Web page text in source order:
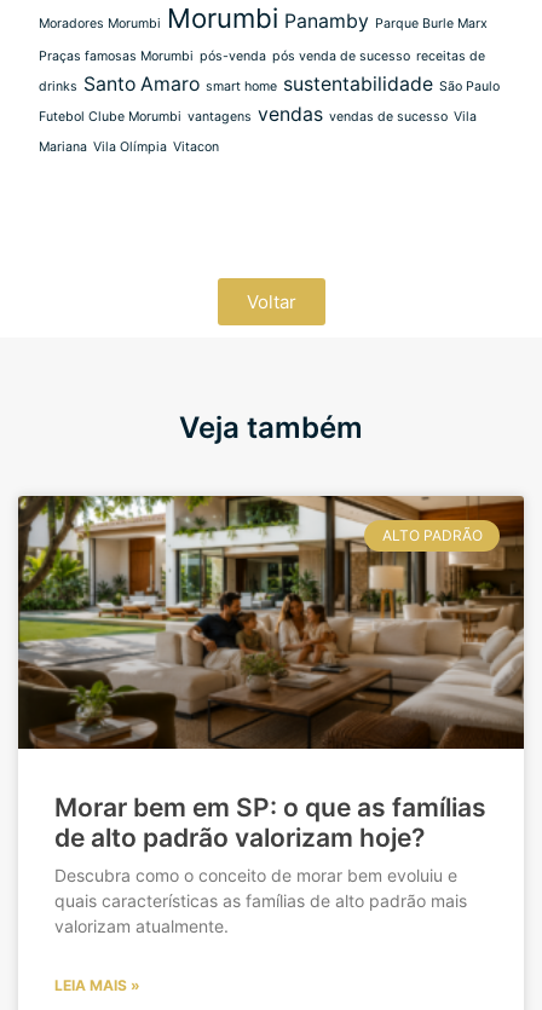
Moradores Morumbi Morumbi Panamby Parque Burle Marx
Praças famosas Morumbi pós-venda pós venda de sucesso receitas de
drinks Santo Amaro smart home sustentabilidade São Paulo
Futebol Clube Morumbi vantagens vendas vendas de sucesso Vila
Mariana Vila Olímpia Vitacon
Voltar
Veja também
ALTO PADRÃO
Morar bem em SP: o que as famílias
de alto padrão valorizam hoje?
Descubra como o conceito de morar bem evoluiu e
quais características as famílias de alto padrão mais
valorizam atualmente.
LEIA MAIS »